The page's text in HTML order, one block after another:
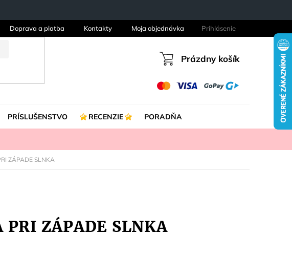
Doprava a platba Kontakty Moja objednávka Prihlásenie
Nákupný
Prázdny košík
PRÍSLUŠENSTVO RECENZIE PORADŇA
ZÁPADE SLNKA
ZÁPADE SLNKA